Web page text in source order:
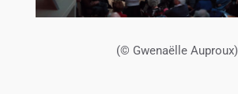
(© Gwenaëlle Auproux)